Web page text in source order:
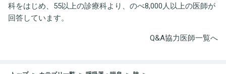
科をはじめ、55以上の診療科より、のべ8,000人以上の医師が
回答しています。
Q&A協力医師一覧へ